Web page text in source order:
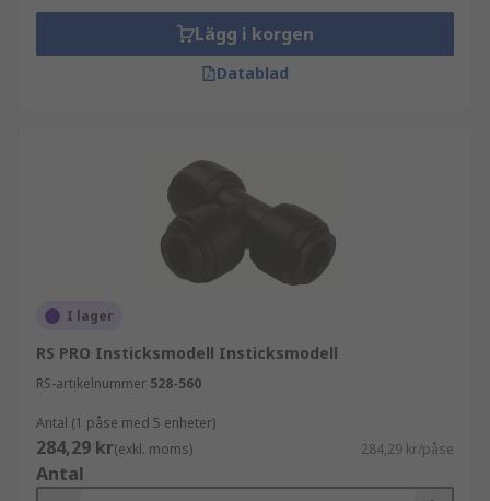
Lägg i korgen
Datablad
I lager
RS PRO Insticksmodell Insticksmodell
RS-artikelnummer 528-560
Antal (1 påse med 5 enheter)
284,29 kr(exkl. moms) 284,29 kr/påse
Antal